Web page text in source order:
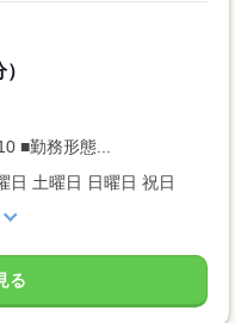
■勤務形態...
日 土曜日 日曜日 祝日
る